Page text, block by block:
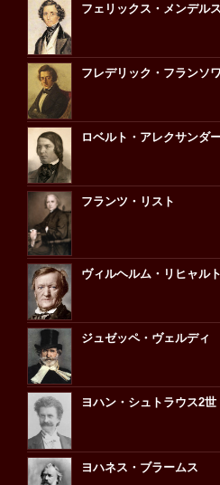
フェリックス・メンデル
フレデリック・フランソ
ロベルト・アレクサンダ
フランツ・リスト
ヴィルヘルム・リヒャル
ジュゼッペ・ヴェルディ
ヨハン・シュトラウス2世
ヨハネス・ブラームス